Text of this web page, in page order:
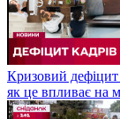
Кризовий дефіцит
як це впливає на